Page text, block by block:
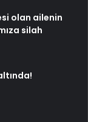
olan ailenin
silah